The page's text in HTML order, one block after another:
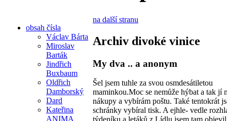
obsah čísla
Václav Bárta
Miroslav
Barták
Jindřich
Buxbaum
Oldřich
Damborský
Dard
Kateřina
ANIMA
na další stranu
Archiv divoké vinice
My dva .. a anonym
Šel jsem tuhle za svou osmdesátiletou
maminkou.Moc se nemůže hýbat a tak jí
nákupy a vybírám poštu. Také tentokrát
schránky vybíral tisk. A ejhle- vedle